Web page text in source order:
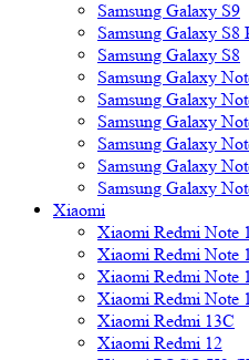
Samsung Galaxy S9
Samsung Galaxy S8
Samsung Galaxy S8
Samsung Galaxy
Samsung Galaxy
Samsung Galaxy
Samsung Galaxy
Samsung Galaxy
Samsung Galaxy
Xiaomi
Xiaomi Redmi Note
Xiaomi Redmi Note
Xiaomi Redmi Note
Xiaomi Redmi Note
Xiaomi Redmi 13C
Xiaomi Redmi 12